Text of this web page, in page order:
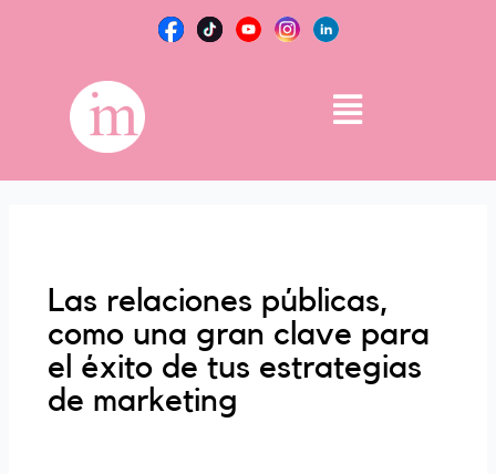
Main
Menu
Las relaciones públicas,
como una gran clave para
el éxito de tus estrategias
de marketing